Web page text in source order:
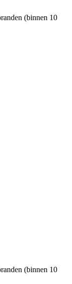
(binnen 10
(binnen 10